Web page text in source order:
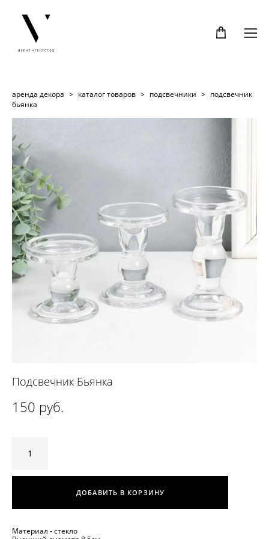
аренда декора > каталог товаров > подсвечники > подсвечник
бьянка
Подсвечник Бьянка
150 pуб.
ДОБАВИТЬ В КОРЗИНУ
Материал - стекло